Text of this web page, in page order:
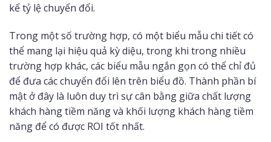
kể tỷ lệ chuyển đổi.
Trong một số trường hợp, có một biểu mẫu chi tiết có
thể mang lại hiệu quả kỳ diệu, trong khi trong nhiều
trường hợp khác, các biểu mẫu ngắn gọn có thể chỉ đủ
để đưa các chuyển đổi lên trên biểu đồ. Thành phần bí
mật ở đây là luôn duy trì sự cân bằng giữa chất lượng
khách hàng tiềm năng và khối lượng khách hàng tiềm
năng để có được ROI tốt nhất.